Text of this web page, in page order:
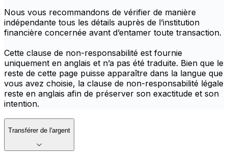
Nous vous recommandons de vérifier de manière
indépendante tous les détails auprès de l’institution
financière concernée avant d’entamer toute transaction.
Cette clause de non-responsabilité est fournie
uniquement en anglais et n’a pas été traduite. Bien que le
reste de cette page puisse apparaître dans la langue que
vous avez choisie, la clause de non-responsabilité légale
reste en anglais afin de préserver son exactitude et son
intention.
Transférer de l'argent